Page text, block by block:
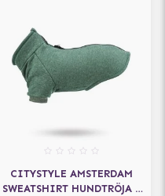
CITYSTYLE AMSTERDAM
SWEATSHIRT HUNDTRÖJA -